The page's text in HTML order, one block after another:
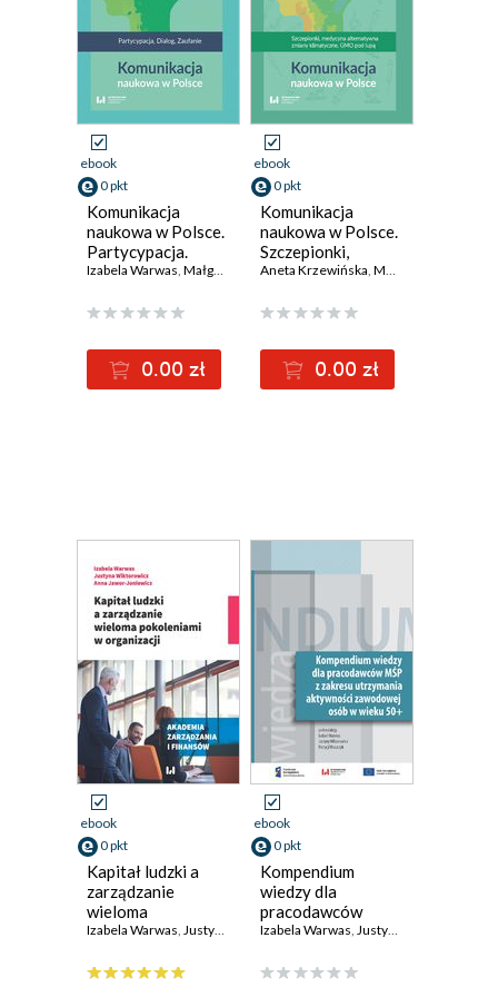
ebook
0 pkt
Komunikacja
naukowa w Polsce.
Partycypacja.
Dialog. Zaufanie
Izabela Warwas, Małgorzata Dzimińska ,Aneta Krzewińska
0.00 zł
ebook
0 pkt
Komunikacja
naukowa w Polsce.
Szczepionki,
medycyna
zmiany
pod lupą
Aneta Krzewińska, Małgorzata Dzimińska
0.00 zł
ebook
0 pkt
Kapitał ludzki a
zarządzanie
wieloma
pokoleniami w
Izabela Warwas, Justyna Wiktorowicz ,Anna Jawor-Joniewicz
ebook
0 pkt
Kompendium
wiedzy dla
pracodawców
MŚP z zakresu
utrzymania
Izabela Warwas, Justyna Wiktorowicz